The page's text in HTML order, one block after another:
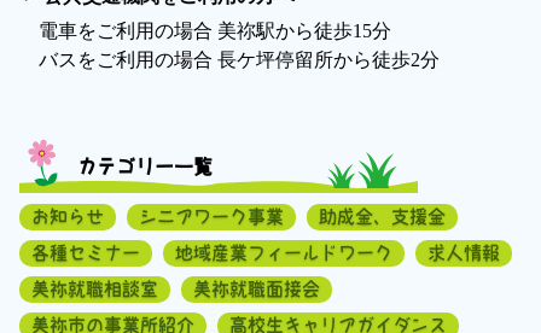
電車をご利用の場合 美祢駅から徒歩15分
バスをご利用の場合 長ケ坪停留所から徒歩2分
カテゴリー一覧
お知らせ シニアワーク事業
助成金、支援金
各種セミナー
地域産業フィールドワーク
求人情報
美祢就職相談室
美祢就職面接会
美祢市の事業所紹介
高校生キャリアガイダンス